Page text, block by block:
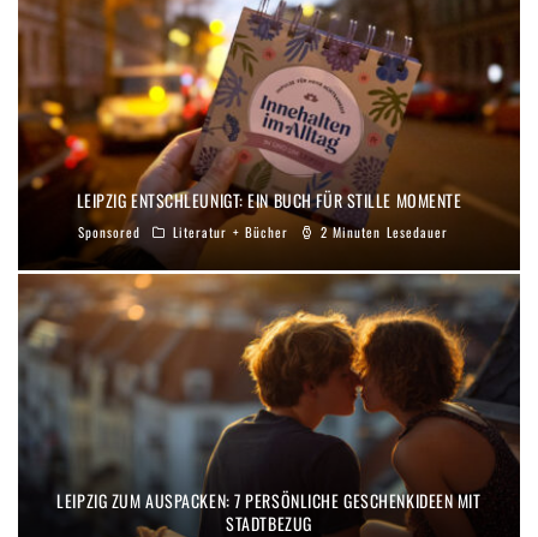
LEIPZIG ENTSCHLEUNIGT: EIN BUCH FÜR STILLE MOMENTE
Sponsored Literatur + Bücher 2 Minuten Lesedauer
LEIPZIG ZUM AUSPACKEN: 7 PERSÖNLICHE GESCHENKIDEEN MIT
STADTBEZUG